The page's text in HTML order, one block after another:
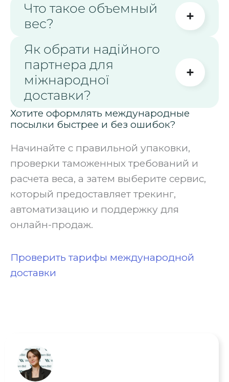
Что такое объемный
вес?
Як обрати надійного
партнера для
міжнародної
доставки?
Хотите оформлять международные
посылки быстрее и без ошибок?
Начинайте с правильной упаковки,
проверки таможенных требований и
расчета веса, а затем выберите сервис,
который предоставляет трекинг,
автоматизацию и поддержку для
онлайн-продаж.
Проверить тарифы международной
доставки